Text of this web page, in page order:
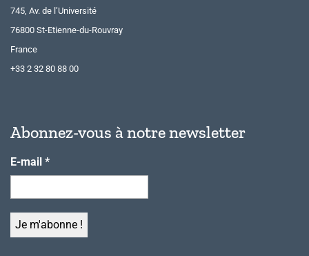
745, Av. de l’Université
76800 St-Etienne-du-Rouvray
France
+33 2 32 80 88 00
Abonnez-vous à notre newsletter
E-mail *